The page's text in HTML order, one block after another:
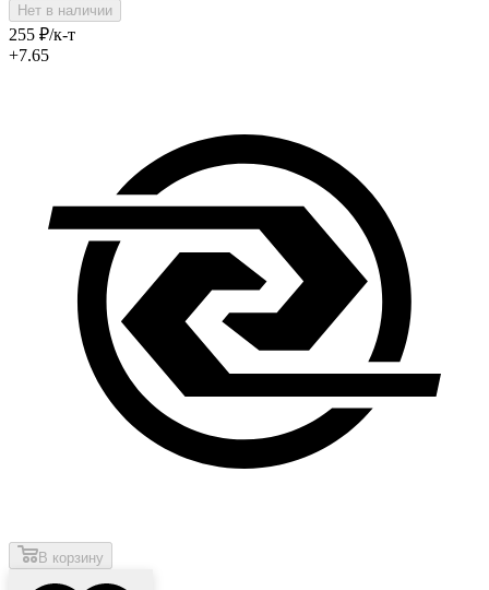
Нет в наличии
255 ₽/к-т
+7.65
В корзину